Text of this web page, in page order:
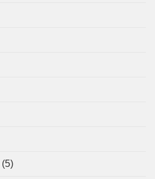
(5)